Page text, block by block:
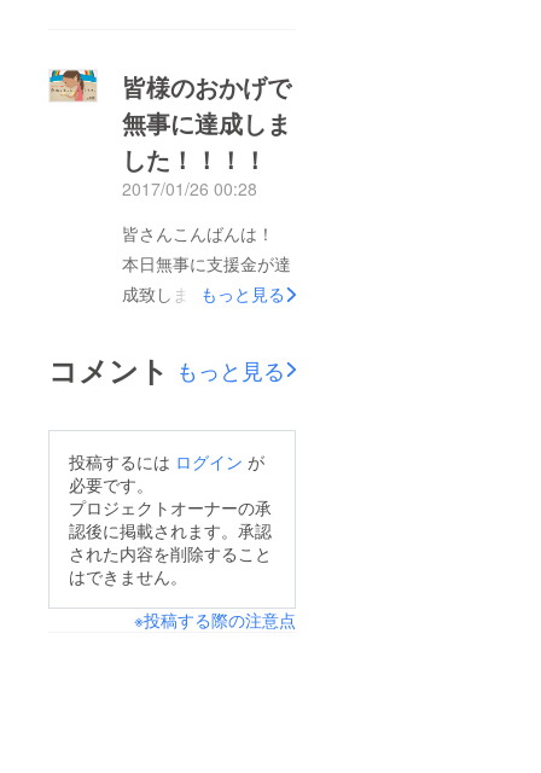
プレゼントさせて頂き
ました。 「この絵本
は日本中のまだ見ぬ暖
かい人たちの志によっ
て作り上げることが出
来た」 こと、そして
「こんなにもみなさん
のことを応援してくれ
達にお伝えさせていた
わ日本中に広がって、
北は北海道、南は沖縄
へと。 今現在では素
晴らしい友人の御協力
のもと湘南T-SITEにて
絵本を置かせてもらう
ことも。 （海の素晴
ね。 こちらでこの文
章を書いている時や
ご支援と一緒に送って
くださるメッセージを
かったり、嬉しかった
り、じぃんと感動して
いました。 沢山の感
からこそ、 寂しいで
とデザイナーのい志ざ
き がくくんと写真を
撮ろうよ！ と朝から
打ち合わせをしていた
のですが、 夢の話や
今後の目標などを熱く
語ってしまい、2人の
写真を撮れずに がく
皆様のおかげで
無事に達成しま
した！！！！
2017/01/26 00:28
皆さんこんばんは！
本日無事に支援金が達
成致しました！！！
飛び上がりました！
寒くても、ドタタタ
くんと連絡を取り合っ
たり、 両親に伝えた
り、近所のお友達に伝
えたりしました。 い
事があると私は両親や
もっと見る
コメント もっと見る
投稿するには ログイン が
必要です。
プロジェクトオーナーの承
認後に掲載されます。承認
された内容を削除すること
はできません。
※投稿する際の注意点